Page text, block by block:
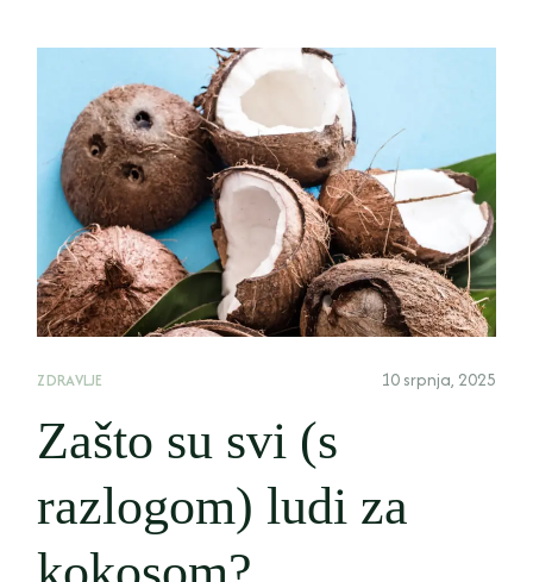
ZDRAVLJE 10 srpnja, 2025
Zašto su svi (s
razlogom) ludi za